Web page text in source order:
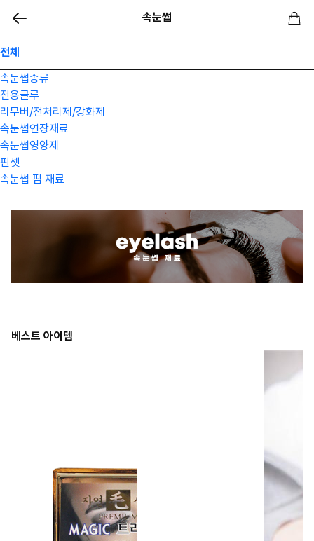
속눈썹
전체
속눈썹종류
전용글루
리무버/전처리제/강화제
속눈썹연장재료
속눈썹영양제
핀셋
속눈썹 펌 재료
베스트 아이템